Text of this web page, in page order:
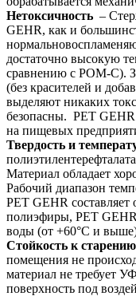
Нетоксичность –
GEHR, как и
достаточно высокую
сравнению с POM-C).
(без красителей и
выделяют никаких
безопасны. PET GEHR
на пищевых
Твердость и
Материал обладает
Рабочий диапазон
PET GEHR
полиэфиры, PET
воды (от +60°C и
Стойкость к старению
помещения не
материал не требует
поверхность под